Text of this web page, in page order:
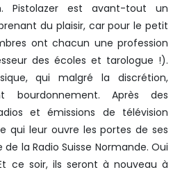
Pistolazer est avant-tout un
du plaisir, car pour le petit
ont chacun une profession
des écoles et tarologue !).
qui malgré la discrétion,
bourdonnement. Après des
et émissions de télévision
qui leur ouvre les portes de ses
la Radio Suisse Normande. Oui
ce soir, ils seront à nouveau à